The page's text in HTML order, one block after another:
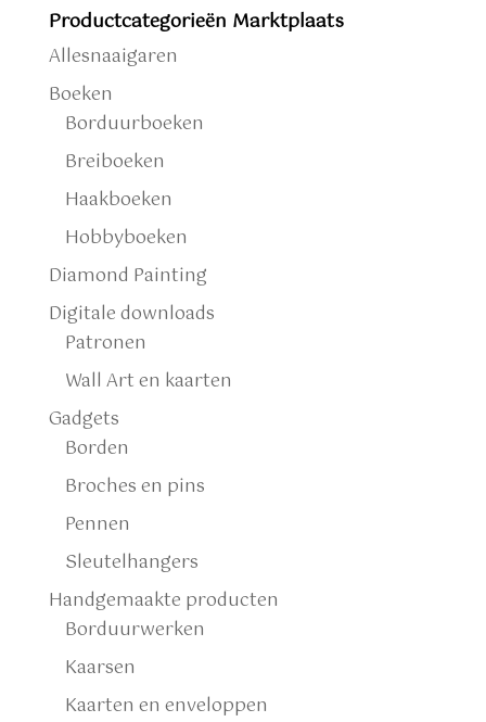
Productcategorieën Marktplaats
Allesnaaigaren
Boeken
Borduurboeken
Breiboeken
Haakboeken
Hobbyboeken
Diamond Painting
Digitale downloads
Patronen
Wall Art en kaarten
Gadgets
Borden
Broches en pins
Pennen
Sleutelhangers
Handgemaakte producten
Borduurwerken
Kaarsen
Kaarten en enveloppen